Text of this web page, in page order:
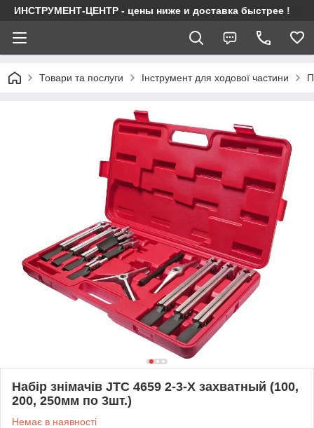
ИНСТРУМЕНТ-ЦЕНТР - цены ниже и доставка быстрее !
Товари та послуги Інструмент для ходової частини
Набір знімачів JTC 4659 2-3-Х захватный (100,
200, 250мм по 3шт.)
Немає в наявності